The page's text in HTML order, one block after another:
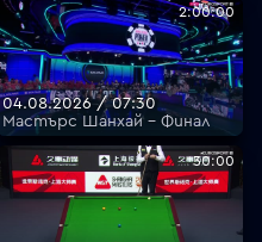
2:00:00
04.08.2026 / 07:30
Мастърс Шанхай - Финал
30:00